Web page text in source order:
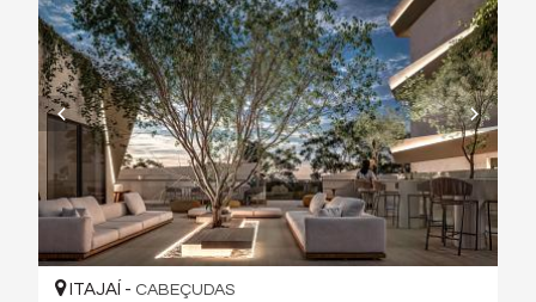
ITAJAÍ - CABEÇUDAS